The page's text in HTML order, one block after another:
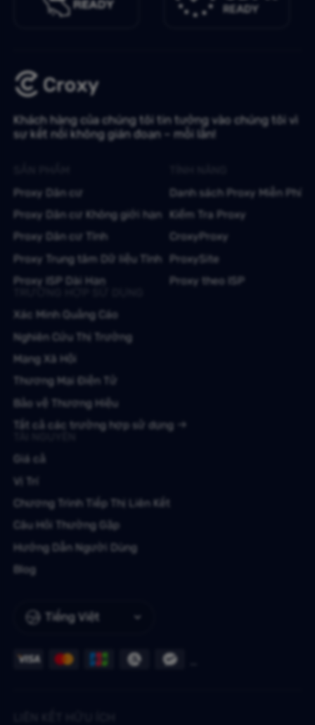
Khách hàng của chúng tôi tin tưởng vào chúng tôi vì
sự kết nối không gián đoạn – mỗi lần!
Tiếng Việt
Proxy Dân cư
Proxy Dân cư Không giới hạn
Proxy Dân cư Tĩnh
Proxy Trung tâm Dữ liệu Tĩnh
Proxy ISP Dài Hạn
Danh sách Proxy Miễn Phí
Kiểm Tra Proxy
CroxyProxy
ProxySite
Proxy theo ISP
Xác Minh Quảng Cáo
Nghiên Cứu Thị Trường
Mạng Xã Hội
Thương Mại Điện Tử
Bảo vệ Thương Hiệu
Tất cả các trường hợp sử dụng
Giá cả
Vị Trí
Chương Trình Tiếp Thị Liên Kết
Câu Hỏi Thường Gặp
Hướng Dẫn Người Dùng
Blog